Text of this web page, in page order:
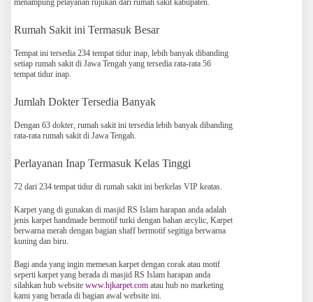
menampung pelayanan rujukan dari rumah sakit kabupaten.
Rumah Sakit ini Termasuk Besar
Tempat ini tersedia 234 tempat tidur inap, lebih banyak dibanding
setiap rumah sakit di Jawa Tengah yang tersedia rata-rata 56
tempat tidur inap.
Jumlah Dokter Tersedia Banyak
Dengan 63 dokter, rumah sakit ini tersedia lebih banyak dibanding
rata-rata rumah sakit di Jawa Tengah.
Perlayanan Inap Termasuk Kelas Tinggi
72 dari 234 tempat tidur di rumah sakit ini berkelas VIP keatas.
Karpet yang di gunakan di masjid RS Islam harapan anda adalah
jenis karpet handmade bermotif turki dengan bahan arcylic, Karpet
berwarna merah dengan bagian shaff bermotif segitiga berwarna
kuning dan biru.
Bagi anda yang ingin memesan karpet dengan corak atau motif
seperti karpet yang berada di masjid RS Islam harapan anda
silahkan hub website www.hjkarpet.com atau hub no marketing
kami yang berada di bagian awal website ini.